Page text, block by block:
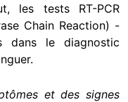
les tests RT-PCR
Chain Reaction) -
dans le diagnostic
et des signes